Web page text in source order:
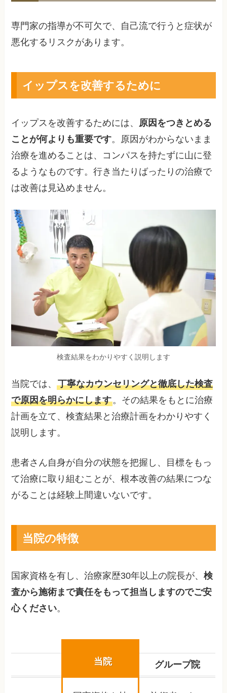
専門家の指導が不可欠で、自己流で行うと症状が
悪化するリスクがあります。
イップスを改善するために
イップスを改善するためには、 原因をつきとめる
ことが何よりも重要です。原因がわからないまま
治療を進めることは、コンパスを持たずに山に登
るようなものです。行き当たりばったりの治療で
は改善は見込めません。
検査結果をわかりやすく説明します
当院では、丁寧なカウンセリングと徹底した検査
で原因を明らかにします。その結果をもとに治療
計画を立て、検査結果と治療計画をわかりやすく
説明します。
患者さん自身が自分の状態を把握し、目標をもっ
て治療に取り組むことが、根本改善の結果につな
がることは経験上間違いないです。
当院の特徴
国家資格を有し、治療家歴30年以上の院長が、検
査から施術まで責任をもって担当しますのでご安
心ください。
当院 グループ院